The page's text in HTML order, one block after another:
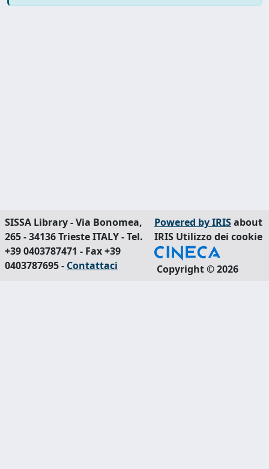
SISSA Library - Via Bonomea,
265 - 34136 Trieste ITALY - Tel.
+39 0403787471 - Fax +39
0403787695 - Contattaci
Powered by IRISabout
IRIS Utilizzo dei cookie
Copyright © 2026